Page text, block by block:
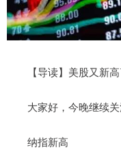
【导读】美股又新高
大家好，今晚继续关
纳指新高